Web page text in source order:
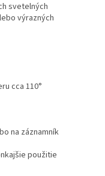
svetelných
výrazných
cca 110°
na záznamník
použitie